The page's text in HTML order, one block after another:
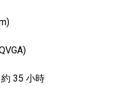
35 小時